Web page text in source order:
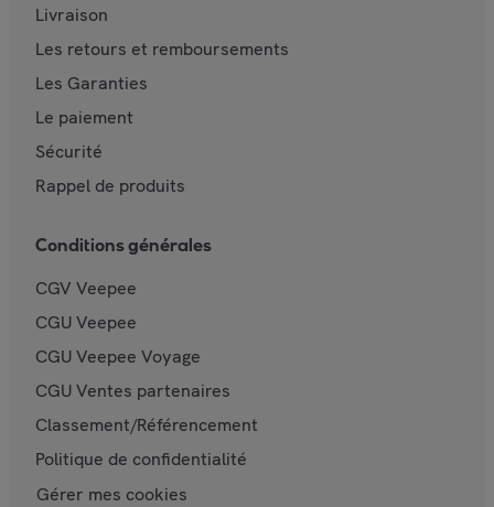
Livraison
Les retours et remboursements
Les Garanties
Le paiement
Sécurité
Rappel de produits
Conditions générales
CGV Veepee
CGU Veepee
CGU Veepee Voyage
CGU Ventes partenaires
Classement/Référencement
Politique de confidentialité
Gérer mes cookies